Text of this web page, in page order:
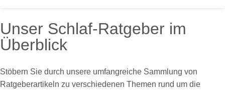
Unser Schlaf-Ratgeber im
Überblick
Stöbern Sie durch unsere umfangreiche Sammlung von
Ratgeberartikeln zu verschiedenen Themen rund um die